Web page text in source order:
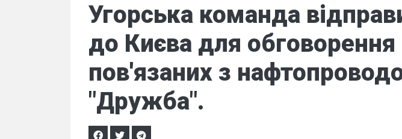
Угорська команда
до Києва для обговорення
пов'язаних з
"Дружба".